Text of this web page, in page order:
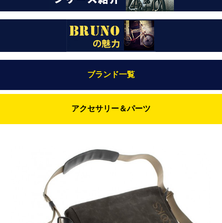
ブランド一覧
Bianchi（ビアンキ）
BRUNO(ブルーノ)
DAHON（ダホーン）
FLAMEbike限定車
FUJI（フジ）
GIOS（ジオス）
アクセサリー＆パーツ
option & parts
カスタム ペイント
マルイのかわいいキャップ